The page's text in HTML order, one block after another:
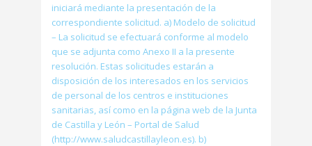
iniciará mediante la presentación de la
correspondiente solicitud. a) Modelo de solicitud
– La solicitud se efectuará conforme al modelo
que se adjunta como Anexo II a la presente
resolución. Estas solicitudes estarán a
disposición de los interesados en los servicios
de personal de los centros e instituciones
sanitarias, así como en la página web de la Junta
de Castilla y León – Portal de Salud
(http://www.saludcastillayleon.es). b)